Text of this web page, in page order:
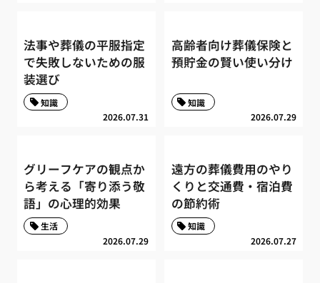
法事や葬儀の平服指定
で失敗しないための服
装選び
2026.07.31
知識
高齢者向け葬儀保険と
預貯金の賢い使い分け
2026.07.29
知識
グリーフケアの観点か
ら考える「寄り添う敬
語」の心理的効果
2026.07.29
生活
遠方の葬儀費用のやり
くりと交通費・宿泊費
の節約術
2026.07.27
知識